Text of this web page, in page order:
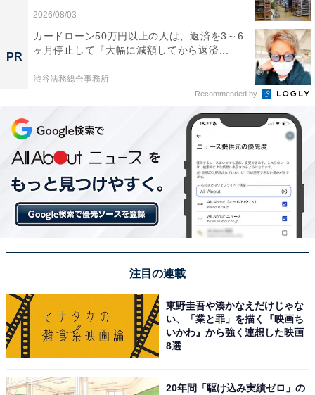
2026/08/03
PR
カードローン50万円以上の人は、返済を3～6
ヶ月停止して『大幅に減額してから返済...
渋谷法務総合事務所
Recommended by
注目の連載
東野圭吾や湊かなえだけじゃな
い、「業と罪」を描く『映画ち
いかわ』から強く連想した映画
8選
20年間「駆け込み実績ゼロ」の